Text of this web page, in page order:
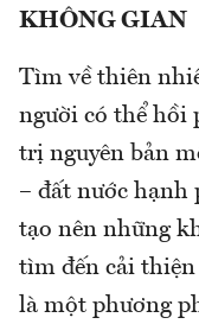
KHÔNG GIAN
Tìm về thiên
người có thể hồi
trị nguyên bản
– đất nước hạnh
tạo nên những
tìm đến cải
là một phương